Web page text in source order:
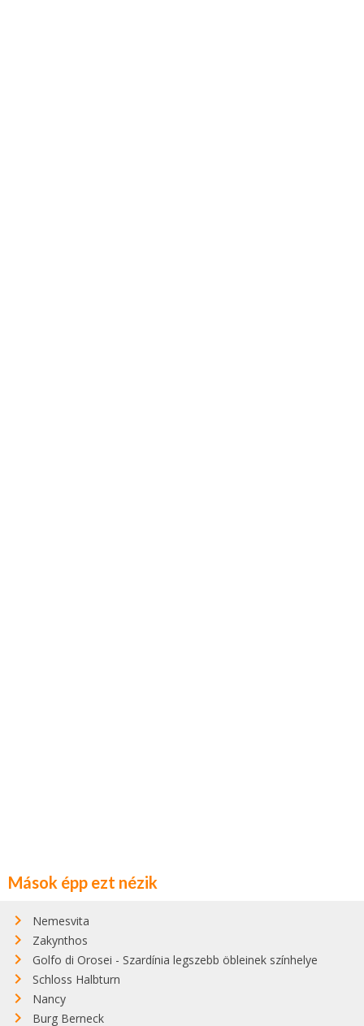
Mások épp ezt nézik
Nemesvita
Zakynthos
Golfo di Orosei - Szardínia legszebb öbleinek színhelye
Schloss Halbturn
Nancy
Burg Berneck